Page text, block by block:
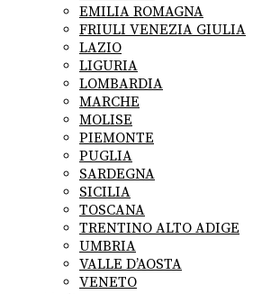
EMILIA ROMAGNA
FRIULI VENEZIA GIULIA
LAZIO
LIGURIA
LOMBARDIA
MARCHE
MOLISE
PIEMONTE
PUGLIA
SARDEGNA
SICILIA
TOSCANA
TRENTINO ALTO ADIGE
UMBRIA
VALLE D’AOSTA
VENETO